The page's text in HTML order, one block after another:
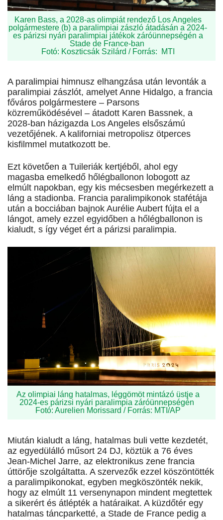
Karen Bass, a 2028-as olimpiát rendező Los Angeles
polgármestere (b) a paralimpiai zászló átadásán a 2024-
es párizsi nyári paralimpiai játékok záróünnepségén a
Stade de France-ban
Fotó: Koszticsák Szilárd / Forrás: MTI
A paralimpiai himnusz elhangzása után levonták a
paralimpiai zászlót, amelyet Anne Hidalgo, a francia
főváros polgármestere – Parsons
közreműködésével – átadott Karen Bassnek, a
2028-ban házigazda Los Angeles elsőszámú
vezetőjének. A kaliforniai metropolisz ötperces
kisfilmmel mutatkozott be.
Ezt követően a Tuileriák kertjéből, ahol egy
magasba emelkedő hőlégballonon lobogott az
elmúlt napokban, egy kis mécsesben megérkezett a
láng a stadionba. Francia paralimpikonok stafétája
után a bocciában bajnok Aurélie Aubert fújta el a
lángot, amely ezzel egyidőben a hőlégballonon is
kialudt, s így véget ért a párizsi paralimpia.
Az olimpiai láng hatalmas, léggömöt mintázó üstje a
2024-es párizsi nyári paralimpia záróünnepségén
Fotó: Aurelien Morissard / Forrás: MTI/AP
Miután kialudt a láng, hatalmas buli vette kezdetét,
az egyedülálló műsort 24 DJ, köztük a 76 éves
Jean-Michel Jarre, az elektronikus zene francia
úttörője szolgáltatta. A szervezők ezzel köszöntötték
a paralimpikonokat, egyben megköszönték nekik,
hogy az elmúlt 11 versenynapon mindent megtettek
a sikerért és átlépték a határaikat. A küzdőtér egy
hatalmas táncparketté, a Stade de France pedig a